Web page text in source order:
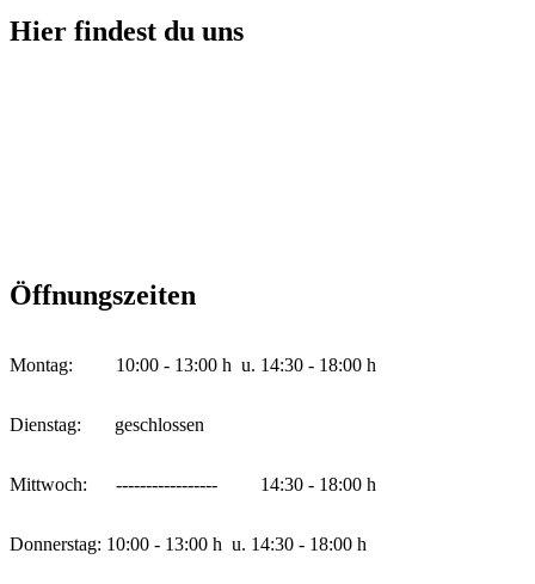
Hier findest du uns
Öffnungszeiten
Montag: 10:00 - 13:00 h u. 14:30 - 18:00 h
Dienstag: geschlossen
Mittwoch: ----------------- 14:30 - 18:00 h
Donnerstag: 10:00 - 13:00 h u. 14:30 - 18:00 h